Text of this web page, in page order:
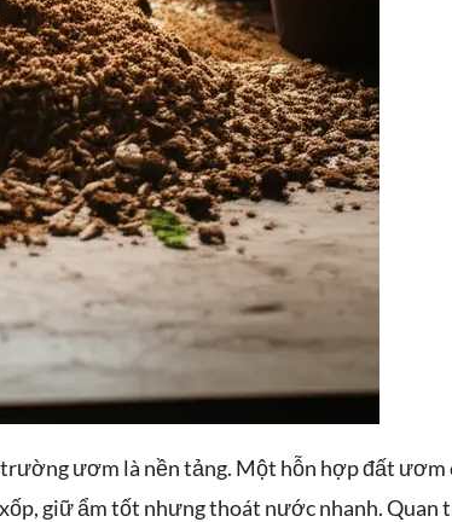
ươm là nền tảng. Một hỗn hợp đất ươm
giữ ẩm tốt nhưng thoát nước nhanh. Quan